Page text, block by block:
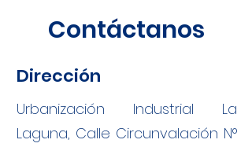
Contáctanos
Dirección
Urbanización Industrial La
Laguna, Calle Circunvalación N°